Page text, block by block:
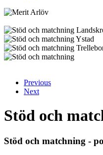
Previous
Next
Stöd och
Stöd och matchning -